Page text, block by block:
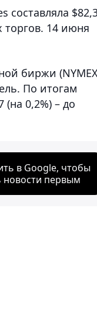
составляла
торгов. 14 июня
биржи
По итогам
0,2%) – до
в Google, чтобы
новости первым